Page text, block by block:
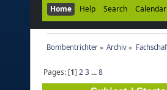
Home Help Search Calendar
Bombentrichter» Archiv »
Pages: [1]23...8